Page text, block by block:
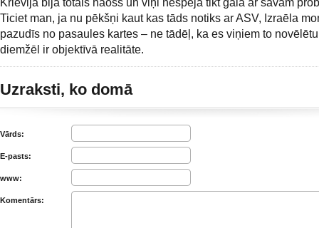
Ticiet man, ja nu pēkšņi kaut kas tāds notiks ar ASV, Izraēla
pazudīs no pasaules kartes – ne tādēļ, ka es viņiem to
diemžēl ir objektīvā realitāte.
Uzraksti, ko domā
Vārds:
E-pasts:
www:
Komentārs: